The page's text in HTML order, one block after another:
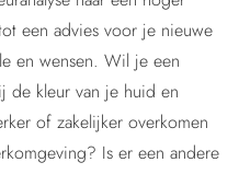
een advies voor je nieuwe
en wensen. Wil je een
de kleur van je huid en
of zakelijker overkomen
Is er een andere